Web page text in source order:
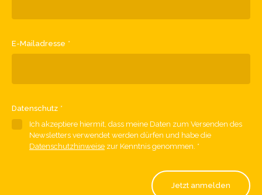
E-Mailadresse *
Datenschutz *
Ich akzeptiere hiermit, dass meine Daten zum Versenden des
Newsletters verwendet werden dürfen und habe die
Datenschutzhinweise zur Kenntnis genommen. *
Jetzt anmelden